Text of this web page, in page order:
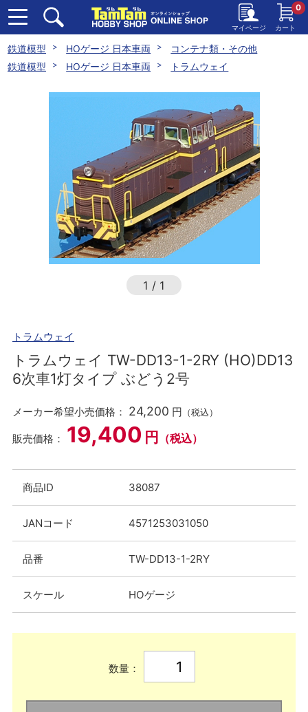
マイページ カート
0
鉄道模型 HOゲージ 日本車両
コンテナ類・その他
鉄道模型
HOゲージ 日本車両 トラムウェイ
1 / 1
トラムウェイ
トラムウェイ TW-DD13-1-2RY (HO)DD13
6次車1灯タイプ ぶどう2号
メーカー希望小売価格： 24,200 円 （税込）
販売価格： 19,400 円 （税込）
商品ID 38087
JANコード 4571253031050
品番 TW-DD13-1-2RY
スケール HOゲージ
数量：